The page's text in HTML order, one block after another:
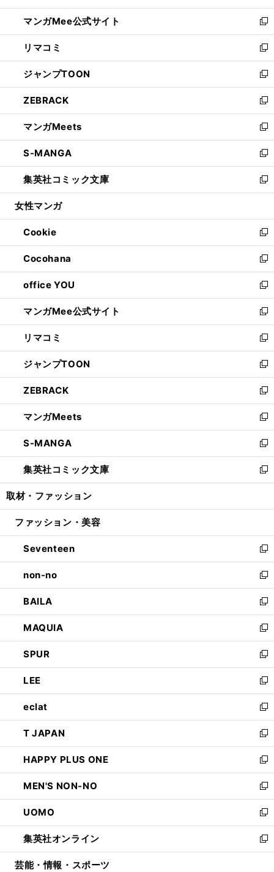
開
く
ン
ド
ウ
で
開
く
ウ
ィ
ン
ド
ウ
で
開
く
し
い
ウ
ィ
ン
ド
ウ
で
開
く
マンガMee公式サイト
新
し
い
ウ
ィ
ン
ド
ウ
で
開
く
リマコミ
新
し
い
ウ
ィ
ン
ド
ウ
で
開
く
ジャンプTOON
新
し
い
ウ
ィ
ン
ド
ウ
で
開
ZEBRACK
新
し
い
ウ
ィ
ン
ド
ウ
開
く
マンガMeets
新
し
い
ウ
ィ
ン
ウ
で
開
く
S-MANGA
新
し
い
ウ
ン
ド
ウ
で
開
く
集英社コミック文庫
新
し
ウ
ィ
ン
ド
ウ
で
開
く
女性マンガ
Cookie
新
し
い
ウ
ィ
ン
ド
ウ
で
開
く
Cocohana
新
し
い
ウ
ィ
ン
ド
ウ
で
開
く
office YOU
新
し
い
ウ
ィ
ン
ド
ウ
で
開
く
マンガMee公式サイト
新
し
い
ウ
ィ
ン
ド
ウ
で
開
く
リマコミ
新
し
い
ウ
ィ
ン
ド
ウ
で
開
く
ジャンプTOON
新
し
い
ウ
ィ
ン
ド
ウ
で
開
ZEBRACK
新
し
い
ウ
ィ
ン
ド
ウ
開
マンガMeets
新
し
い
ウ
ィ
ン
ウ
開
く
S-MANGA
新
し
い
ウ
ン
ウ
で
開
く
集英社コミック文庫
新
し
ウ
ン
ド
ウ
で
開
く
取材・ファッション
ファッション・美容
Seventeen
新
し
い
ウ
ィ
ン
ド
ウ
で
開
く
non-no
新
し
い
ウ
ィ
ン
ド
ウ
で
開
く
BAILA
新
し
い
ウ
ィ
ン
ド
ウ
で
開
く
MAQUIA
新
し
い
ウ
ィ
ン
ド
ウ
で
開
く
SPUR
新
し
い
ウ
ィ
ン
ド
ウ
で
開
く
LEE
新
し
い
ウ
ィ
ン
ド
ウ
で
開
く
eclat
新
し
い
ウ
ィ
ン
ド
ウ
で
開
く
T JAPAN
新
し
い
ウ
ィ
ン
ド
ウ
で
開
HAPPY PLUS ONE
新
し
い
ウ
ィ
ン
ド
ウ
MEN'S NON-NO
新
し
い
ウ
ィ
ン
UOMO
新
し
い
ウ
集英社オンライン
新
し
芸能・情報・スポーツ